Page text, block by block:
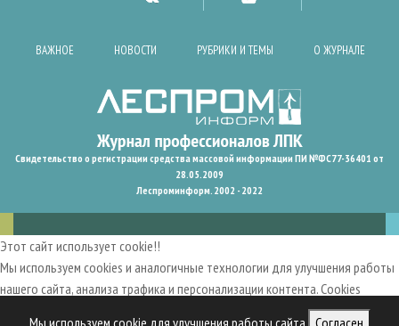
Мы используем cookie для улучшения работы сайта Согласен
ВАЖНОЕ НОВОСТИ РУБРИКИ И ТЕМЫ О ЖУРНАЛЕ
Свидетельство о регистрации средства массовой информации ПИ №ФС77-36401 от
28.05.2009
Леспроминформ. 2002 - 2022
Этот сайт использует cookie!!
Мы используем cookies и аналогичные технологии для улучшения работы
нашего сайта, анализа трафика и персонализации контента. Cookies